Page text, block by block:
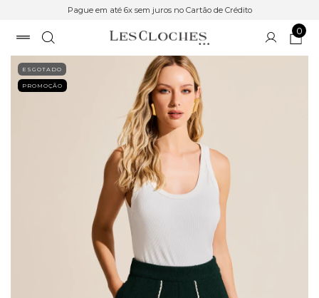
Pague em até 6x sem juros no Cartão de Crédito
0
ESGOTADO
PROMOÇÃO